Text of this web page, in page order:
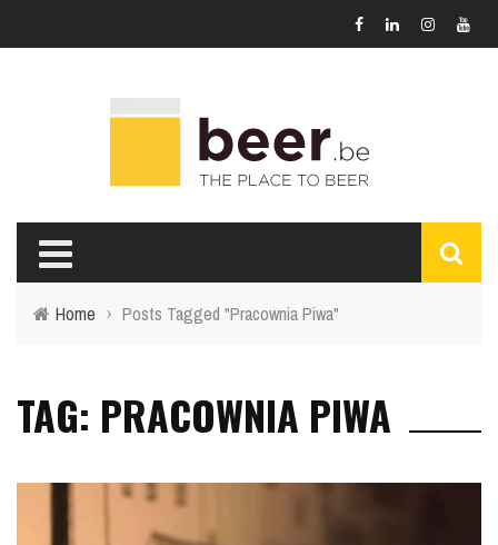
Home › Posts Tagged "Pracownia Piwa"
TAG: PRACOWNIA PIWA